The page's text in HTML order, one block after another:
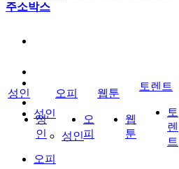
주소박스
성인
성인
오피
성인
성
인
오피
오
피
웹툰
웹
툰
토렌트
토
렌
트